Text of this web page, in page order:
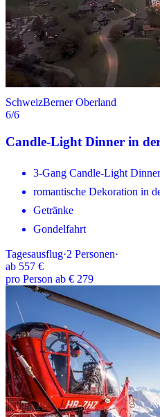
SchweizBerner Oberland
6/6
Candle-Light Dinner in
3-Gang Candle-Light
romantische Dekoration in
Getränke
Gondelfahrt
Tagesausflug·2 Personen·
ab 557 €
pro Person ab € 279